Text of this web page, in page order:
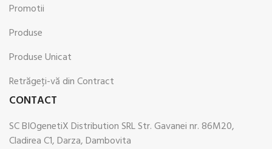
Promotii
Produse
Produse Unicat
Retrăgeți-vă din Contract
CONTACT
SC BIOgenetiX Distribution SRL Str. Gavanei nr. 86M20,
Cladirea C1, Darza, Dambovita